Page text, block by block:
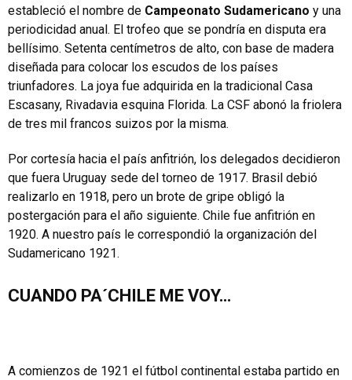
estableció el nombre de Campeonato Sudamericano y una
periodicidad anual. El trofeo que se pondría en disputa era
bellísimo. Setenta centímetros de alto, con base de madera
diseñada para colocar los escudos de los países
triunfadores. La joya fue adquirida en la tradicional Casa
Escasany, Rivadavia esquina Florida. La CSF abonó la friolera
de tres mil francos suizos por la misma.
Por cortesía hacia el país anfitrión, los delegados decidieron
que fuera Uruguay sede del torneo de 1917. Brasil debió
realizarlo en 1918, pero un brote de gripe obligó la
postergación para el año siguiente. Chile fue anfitrión en
1920. A nuestro país le correspondió la organización del
Sudamericano 1921.
CUANDO PA´CHILE ME VOY…
A comienzos de 1921 el fútbol continental estaba partido en